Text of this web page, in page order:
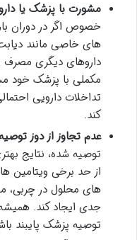
مشورت با پزشک یا
خصوص اگر در دوران
های خاصی مانند
داروهای دیگری مصرف
مکملی با پزشک خود
تداخلات دارویی
کند.
عدم تجاوز از دوز
توصیه شده، نتایج
از حد برخی ویتامین
های محلول در چربی،
جدی ایجاد کند.
توصیه پزشک پایبند